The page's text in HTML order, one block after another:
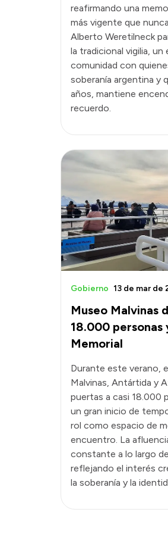
reafirmando una
más vigente que
Alberto Weretilneck
la tradicional vigilia,
comunidad con
soberanía argentina y
años, mantiene
recuerdo.
Museo Malvinas
18.000
Memorial
Gobierno 13 de mar de
Durante este verano,
Malvinas, Antártida y
puertas a casi 18.000
un gran inicio de
rol como espacio de
encuentro. La
constante a lo largo
reflejando el interés
la soberanía y la